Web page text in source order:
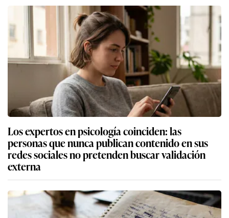
Los expertos en psicología coinciden: las
personas que nunca publican contenido en sus
redes sociales no pretenden buscar validación
externa